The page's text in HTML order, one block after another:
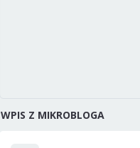
WPIS Z MIKROBLOGA